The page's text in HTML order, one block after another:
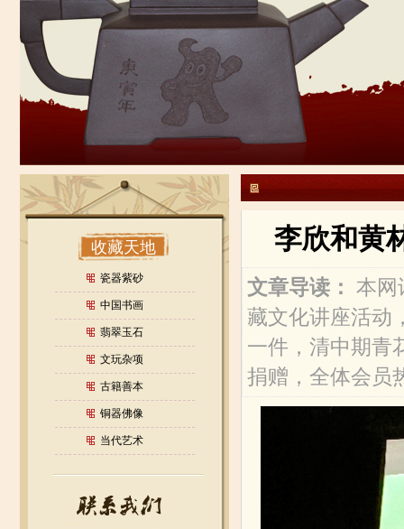
收藏天地
瓷器紫砂
中国书画
翡翠玉石
文玩杂项
古籍善本
铜器佛像
当代艺术
李欣和黄
文章导读： 本网
藏文化讲座活动
一件，清中期青
捐赠，全体会员